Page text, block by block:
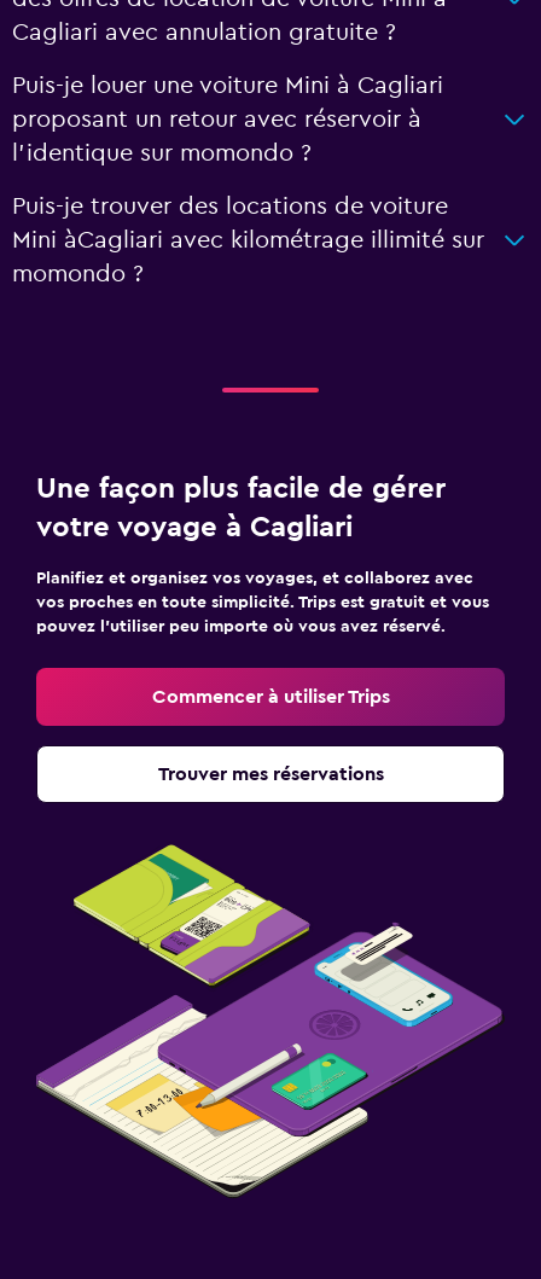
Cagliari avec annulation gratuite ?
Puis-je louer une voiture Mini à Cagliari
proposant un retour avec réservoir à
l'identique sur momondo ?
Puis-je trouver des locations de voiture
Mini àCagliari avec kilométrage illimité sur
momondo ?
Une façon plus facile de gérer
votre voyage à Cagliari
Planifiez et organisez vos voyages, et collaborez avec
vos proches en toute simplicité. Trips est gratuit et vous
pouvez l’utiliser peu importe où vous avez réservé.
Commencer à utiliser Trips
Trouver mes réservations